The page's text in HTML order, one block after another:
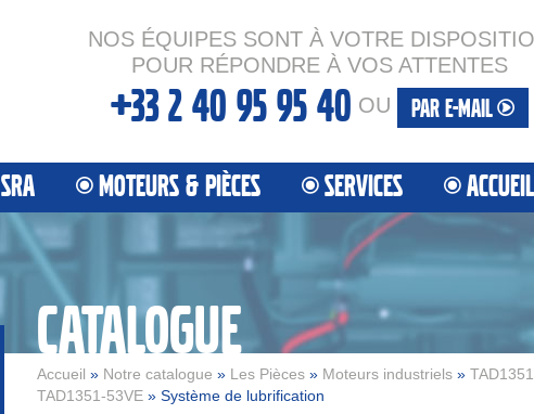
NOS ÉQUIPES SONT À VOTRE
POUR RÉPONDRE À VOS ATTENTES
+33 2 40 95 95 40 OU PAR E-MAIL
SRA MOTEURS & PIÈCES SERVICES ACCUEIL
CATALOGUE
Accueil » Notre catalogue » Les Pièces» Moteurs industriels»
TAD1351-53VE» Système de lubrification